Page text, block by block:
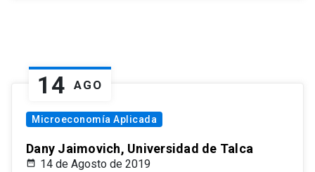
14 AGO
Microeconomía Aplicada
Dany Jaimovich, Universidad de Talca
14 de Agosto de 2019